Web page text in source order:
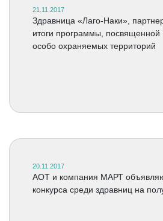
21.11.2017
Здравница «Лаго-Наки»,
итоги программы, посвященной
особо охраняемых территорий
20.11.2017
АОТ и компания МАРТ
конкурса среди здравниц на